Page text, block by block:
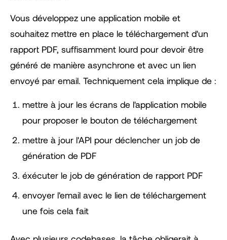
Vous développez une application mobile et
souhaitez mettre en place le téléchargement d'un
rapport PDF, suffisamment lourd pour devoir être
généré de manière asynchrone et avec un lien
envoyé par email. Techniquement cela implique de :
mettre à jour les écrans de l'application mobile
pour proposer le bouton de téléchargement
mettre à jour l'API pour déclencher un job de
génération de PDF
éxécuter le job de génération de rapport PDF
envoyer l'email avec le lien de téléchargement
une fois cela fait